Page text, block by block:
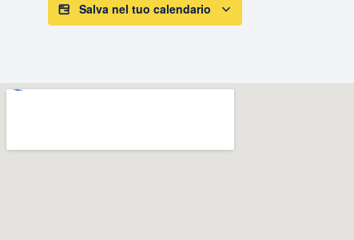
Salva nel tuo calendario